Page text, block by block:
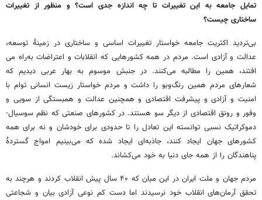
تمایل جامعه به این تغییرات تا چه اندازه جدی است؟ و منظور از تغییرات
ساختاری چیست؟
بی‌تردید اکثریت جامعه خواستار تغییرات اساسی و ساختاری در زمینهٔ توسعه،
عدالت و آزادی است. مردم در همه کشورهایی که انقلابات و اعتراضات به‌راه می
افتند، همین را مطالبه می‌کنند. در جنبش موسوم به بهار عربی دیدیم که
شعارهای مردم همین رنگ‌وبو را داشت و مردم خواستار زیست انسانی توام با
امنیت و آزادی و پیشرفت اقتصادی و همچنین عدالت و همبستگی از سویی و
وفور و رونق اقتصادی از دیگر سو هستند. در کشورهای صنعتی که نظم سوسیال-
دموکراتیک نسبی توانسته‌ این تعادل را تا حدودی برای خودشان و نه برای همه
کشورهای جهان ایجاد کنند، جاذبه‌ای ایجاد شده که می‌بینیم امواج گستردهٔ
پناهندگان را از همه جای دنیا به خود می‌کشاند.
مردم جهان و ملت ایران در این میان که ۴۰ سال پیش انقلاب کردند و هرچند به
تحقق آرمان‌های انقلاب خود نرسیدند اما دست کم نوعی آزادی بیان و شجاعتی